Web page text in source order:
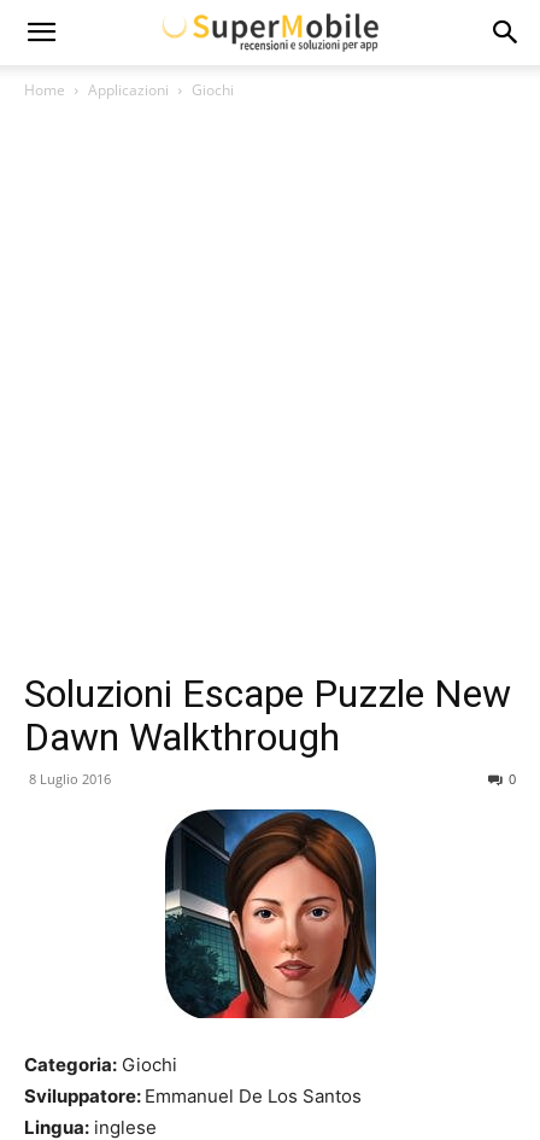
Super
Home Applicazioni Giochi
Soluzioni Escape Puzzle New
Dawn Walkthrough
8 Luglio 2016 0
Categoria: Giochi
Sviluppatore: Emmanuel De Los Santos
Lingua: inglese